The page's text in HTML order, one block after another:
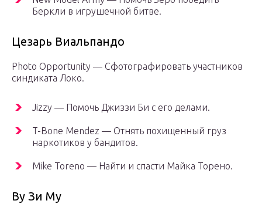
Беркли в игрушечной битве.
Цезарь Виальпандо
Photo Opportunity — Сфотографировать участников
синдиката Локо.
Jizzy — Помочь Джиззи Би с его делами.
T-Bone Mendez — Отнять похищенный груз
наркотиков у бандитов.
Mike Toreno — Найти и спасти Майка Торено.
Ву Зи Му